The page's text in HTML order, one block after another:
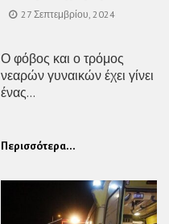
27 Σεπτεμβρίου, 2024
Ο φόβος και ο τρόμος
νεαρών γυναικών έχει γίνει
ένας...
Περισσότερα...